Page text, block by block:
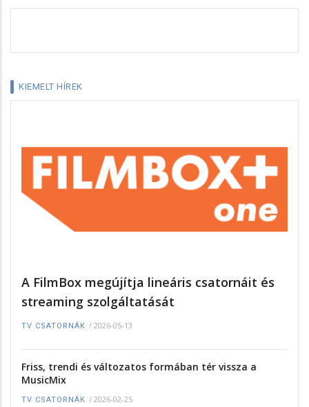
KIEMELT HÍREK
A FilmBox megújítja lineáris csatornáit és
streaming szolgáltatását
TV CSATORNÁK / 2026-05-13
Friss, trendi és változatos formában tér vissza a
MusicMix
TV CSATORNÁK / 2026-02-25